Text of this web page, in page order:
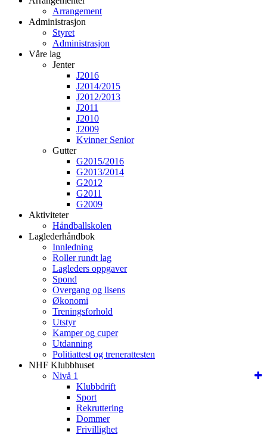
Arrangement
Administrasjon
Styret
Administrasjon
Våre lag
Jenter
J2016
J2014/2015
J2012/2013
J2011
J2010
J2009
Kvinner Senior
Gutter
G2015/2016
G2013/2014
G2012
G2011
G2009
Aktiviteter
Håndballskolen
Laglederhåndbok
Innledning
Roller rundt lag
Lagleders oppgaver
Spond
Overgang og lisens
Økonomi
Treningsforhold
Utstyr
Kamper og cuper
Utdanning
Politiattest og trenerattesten
NHF Klubbhuset
Nivå 1
Klubbdrift
Sport
Rekruttering
Dommer
Frivillighet